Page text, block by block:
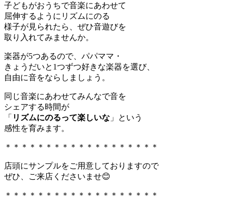
子どもがおうちで音楽にあわせて
屈伸するようにリズムにのる
様子が見られたら、ぜひ音遊びを
取り入れてみませんか。
楽器が5つあるので、パパママ・
きょうだいと1つずつ好きな楽器を選び、
自由に音をならしましょう。
同じ音楽にあわせてみんなで音を
シェアする時間が
「 リズムにのるって楽しいな 」という
感性を育みます。
＊＊＊＊＊＊＊＊＊＊＊＊＊＊＊＊＊＊＊
店頭にサンプルをご用意しておりますので
ぜひ、ご来店くださいませ😊
＊＊＊＊＊＊＊＊＊＊＊＊＊＊＊＊＊＊＊